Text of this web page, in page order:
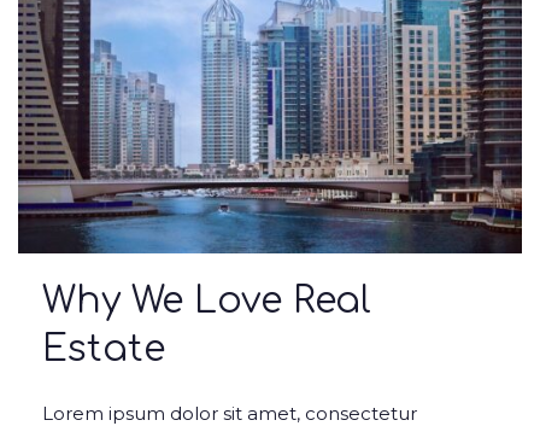
Why We Love Real
Estate
Lorem ipsum dolor sit amet, consectetur